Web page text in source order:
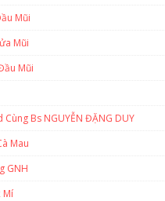
Mũi
Mũi
Mũi
Cùng Bs NGUYỄN ĐẶNG DUY
Mau
GNH
Mí